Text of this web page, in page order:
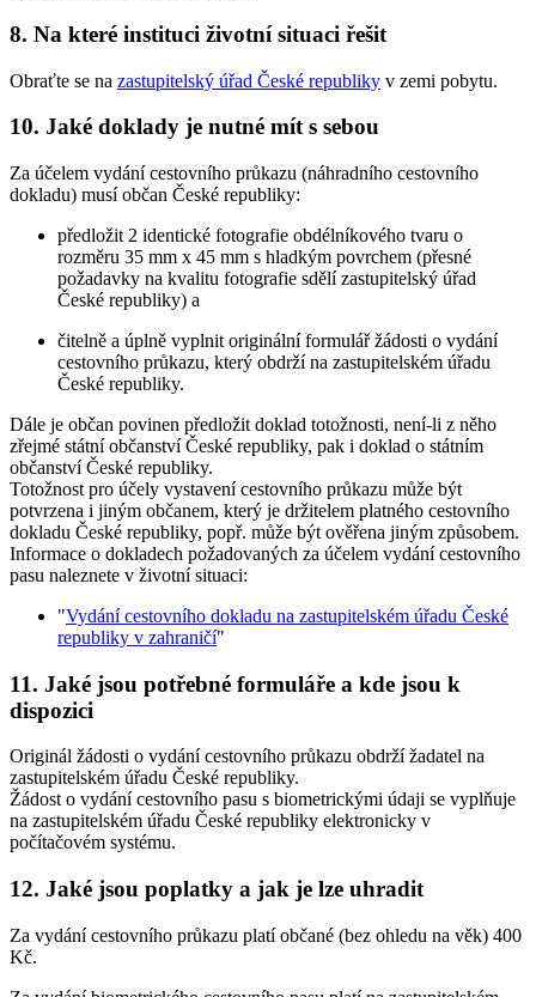
8. Na které instituci životní situaci řešit
Obraťte se na zastupitelský úřad České republiky v zemi pobytu.
10. Jaké doklady je nutné mít s sebou
Za účelem vydání cestovního průkazu (náhradního cestovního
dokladu) musí občan České republiky:
předložit 2 identické fotografie obdélníkového tvaru o
rozměru 35 mm x 45 mm s hladkým povrchem (přesné
požadavky na kvalitu fotografie sdělí zastupitelský úřad
České republiky) a
čitelně a úplně vyplnit originální formulář žádosti o vydání
cestovního průkazu, který obdrží na zastupitelském úřadu
České republiky.
Dále je občan povinen předložit doklad totožnosti, není-li z něho
zřejmé státní občanství České republiky, pak i doklad o státním
občanství České republiky.
Totožnost pro účely vystavení cestovního průkazu může být
potvrzena i jiným občanem, který je držitelem platného cestovního
dokladu České republiky, popř. může být ověřena jiným způsobem.
Informace o dokladech požadovaných za účelem vydání cestovního
pasu naleznete v životní situaci:
"Vydání cestovního dokladu na zastupitelském úřadu České
republiky v zahraničí"
11. Jaké jsou potřebné formuláře a kde jsou k
dispozici
Originál žádosti o vydání cestovního průkazu obdrží žadatel na
zastupitelském úřadu České republiky.
Žádost o vydání cestovního pasu s biometrickými údaji se vyplňuje
na zastupitelském úřadu České republiky elektronicky v
počítačovém systému.
12. Jaké jsou poplatky a jak je lze uhradit
Za vydání cestovního průkazu platí občané (bez ohledu na věk) 400
Kč.